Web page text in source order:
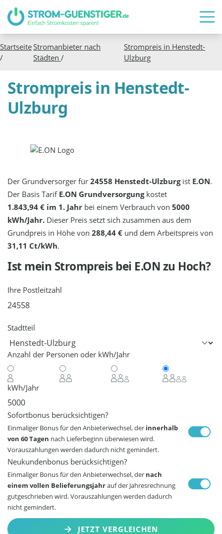
Startseite
/
Stromanbieter nach
Städten/
Strompreis in Henstedt-
Ulzburg
Strompreis in Henstedt-
Ulzburg
Der Grundversorger für24558 Henstedt-Ulzburgist E.ON.
Der Basis Tarif E.ON Grundversorgungkostet
1.843,94 € im 1. Jahr bei einem Verbrauch von5000
kWh/Jahr. Dieser Preis setzt sich zusammen aus dem
Grundpreis in Höhe von288,44 € und dem Arbeitspreis von
31,11 Ct/kWh.
Ist mein Strompreis bei E.ONzu Hoch?
Ihre Postleitzahl
Stadtteil
Anzahl der Personen oder kWh/Jahr
kWh/Jahr
Sofortbonus berücksichtigen?
Einmaliger Bonus für den Anbieterwechsel, der innerhalb
von 60 Tagen nach Lieferbeginn überwiesen wird.
Vorauszahlungen werden dadurch nicht gemindert.
Neukundenbonus berücksichtigen?
Einmaliger Bonus für den Anbieterwechsel, der nach
einem vollen Belieferungsjahrauf der Jahresrechnung
gutgeschrieben wird. Vorauszahlungen werden dadurch
nicht gemindert.
JETZT VERGLEICHEN